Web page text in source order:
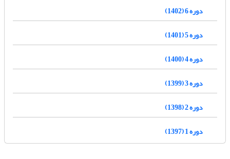
دوره 6 (1402)
دوره 5 (1401)
دوره 4 (1400)
دوره 3 (1399)
دوره 2 (1398)
دوره 1 (1397)